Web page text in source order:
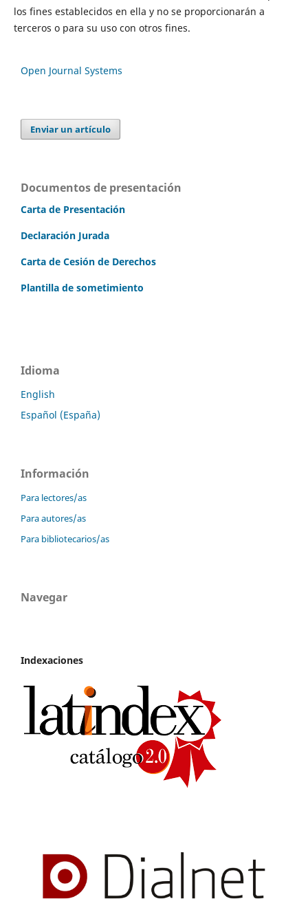
los fines establecidos en ella y no se proporcionarán a
terceros o para su uso con otros fines.
Open Journal Systems
Enviar un artículo
Documentos de presentación
Carta de Presentación
Declaración Jurada
Carta de Cesión de Derechos
Plantilla de sometimiento
Idioma
English
Español (España)
Información
Para lectores/as
Para autores/as
Para bibliotecarios/as
Navegar
Indexaciones